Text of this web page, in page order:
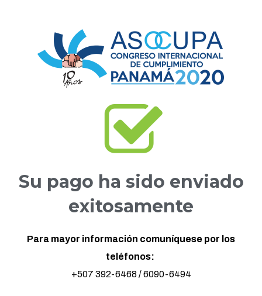
Su pago ha sido enviado
exitosamente
Para mayor información comuníquese por los
teléfonos:
+507 392-6468 / 6090-6494